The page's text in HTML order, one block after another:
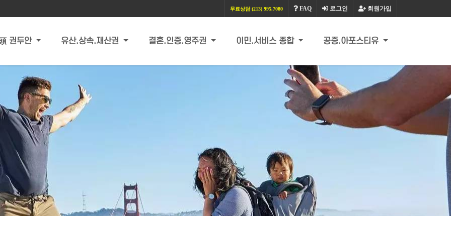
회원가입
로그인
FAQ
무료상담 (213) 995.7080
권두안 유산.상속.재산권 결혼.인증.영주권 이민.서비스 종합 공증.아포스티유